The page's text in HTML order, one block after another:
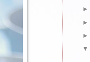
►
►
►
▼